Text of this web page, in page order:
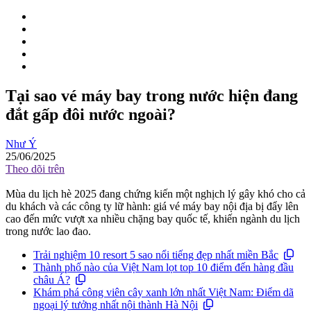
Tại sao vé máy bay trong nước hiện đang
đắt gấp đôi nước ngoài?
Như Ý
25/06/2025
Theo dõi trên
Mùa du lịch hè 2025 đang chứng kiến một nghịch lý gây khó cho cả
du khách và các công ty lữ hành: giá vé máy bay nội địa bị đẩy lên
cao đến mức vượt xa nhiều chặng bay quốc tế, khiến ngành du lịch
trong nước lao đao.
Trải nghiệm 10 resort 5 sao nổi tiếng đẹp nhất miền Bắc
Thành phố nào của Việt Nam lọt top 10 điểm đến hàng đầu
châu Á?
Khám phá công viên cây xanh lớn nhất Việt Nam: Điểm dã
ngoại lý tưởng nhất nội thành Hà Nội